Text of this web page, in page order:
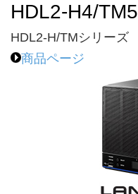
HDL2-H4/TM5
HDL2-H/TMシリーズ
商品ページ